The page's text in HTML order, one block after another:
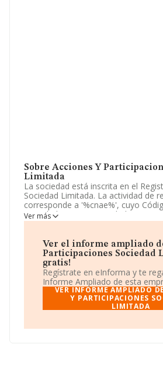
Sobre Acciones Y
Limitada
La sociedad está inscrita en el
Sociedad Limitada. La actividad de
corresponde a '%cnae%', cuyo
sociedad no tiene actividad en
La empresa española
Acciones y
Sociedad Limitada, con número
B01525112, tiene su domicilio social
Avenida Brasil núm. 29 1 Plt
Madrid, Madrid.
empresas pertenecientes al sector,
Ver más
Ver el informe ampliado
Participaciones Sociedad
gratis!
Regístrate en eInforma y te
Informe Ampliado de esta
VER INFORME AMPLIADO
Y PARTICIPACIONES
LIMITADA